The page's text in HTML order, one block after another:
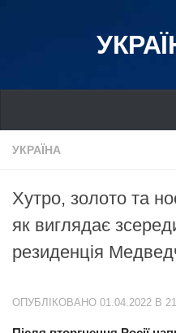
Україна
Дніпро
Львів
Івано-Франківськ
Донбас
УКРАЇНА
Хутро, золото та
як виглядає
резиденція
ОПУБЛІКОВАНО 01.04.2022 В